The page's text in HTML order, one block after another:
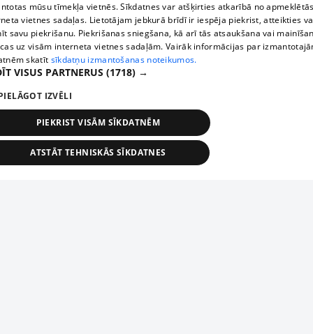
mūsu tīmekļa vietnēs. Sīkdatnes var atšķirties atkarībā no
vietnes sadaļas. Lietotājam jebkurā brīdī ir iespēja piekrist, atteikties
savu piekrišanu. Piekrišanas sniegšana, kā arī tās atsaukšana vai
uz visām interneta vietnes sadaļām. Vairāk informācijas par
skatīt sīkdatņu izmantošanas noteikumos.
VISUS PARTNERUS (1718) →
IZVĒLI
PIEKRIST VISĀM SĪKDATNĒM
ATSTĀT TEHNISKĀS SĪKDATNES